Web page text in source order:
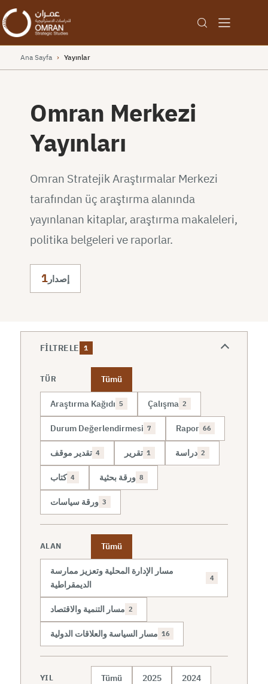
Ana Sayfa › Yayınlar
Omran Merkezi
Yayınları
Omran Stratejik Araştırmalar Merkezi
tarafından üç araştırma alanında
yayınlanan kitaplar, araştırma makaleleri,
politika belgeleri ve raporlar.
1إصدار
FILTRELE 1
TÜR Tümü
Araştırma Kağıdı 5 Çalışma 2
Durum Değerlendirmesi 7 Rapor 66
تقدير موقف 4 تقرير 1 دراسة 2
كتاب 4 ورقة بحثية 8
ورقة سياسات 3
ALAN Tümü
مسار الإدارة المحلية وتعزيز ممارسة
الديمقراطية
4
مسار التنمية والاقتصاد 2
مسار السياسة والعلاقات الدولية 16
YIL Tümü 2025 2024